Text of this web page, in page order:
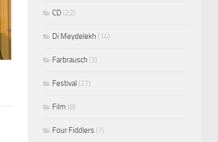
CD (22)
Di Meydelekh (14)
Farbrausch (3)
Festival (27)
Film (8)
Four Fiddlers (7)